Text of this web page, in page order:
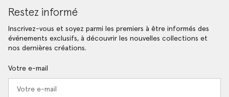
Restez informé
Inscrivez-vous et soyez parmi les premiers à être informés des
événements exclusifs, à découvrir les nouvelles collections et
nos dernières créations.
Votre e-mail